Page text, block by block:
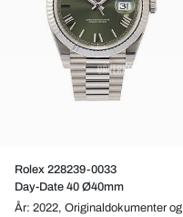
Rolex 228239-0033
Day-Date 40 Ø40mm
År: 2022, Originaldokumenter og